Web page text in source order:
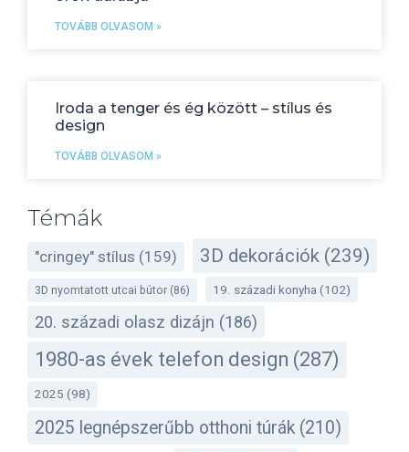
TOVÁBB OLVASOM »
Iroda a tenger és ég között – stílus és
design
TOVÁBB OLVASOM »
Témák
"cringey" stílus (159) 3D dekorációk (239)
3D nyomtatott utcai bútor (86) 19. századi konyha (102)
20. századi olasz dizájn (186)
1980-as évek telefon design (287)
2025 (98)
2025 legnépszerűbb otthoni túrák (210)